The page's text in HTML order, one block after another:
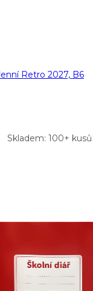
Retro 2027, B6
Skladem: 100+ kusů